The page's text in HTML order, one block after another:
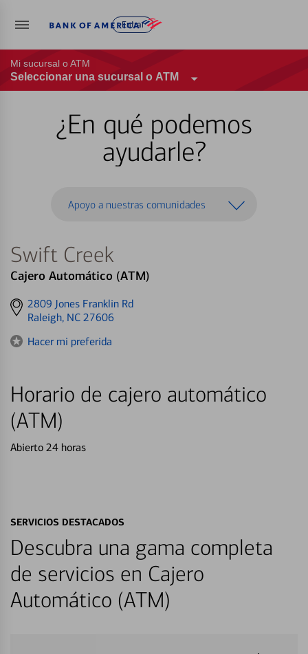
Entrar
Mi sucursal o ATM
Seleccionar una sucursal o ATM
¿En qué podemos
ayudarle?
Apoyo a nuestras comunidades
Swift Creek
Cajero Automático (ATM)
Get
directions
2809 Jones Franklin Rd
Raleigh, NC 27606
Hacer mi preferida
Horario de cajero automático
(ATM)
Abierto 24 horas
SERVICIOS DESTACADOS
Descubra una gama completa
de servicios en Cajero
Automático (ATM)